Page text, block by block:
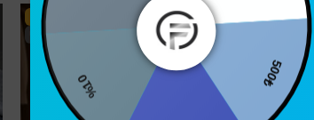
İNDIRIM
ÜCRETSIZ KARGO
SEZONSUZ
500₺
%10